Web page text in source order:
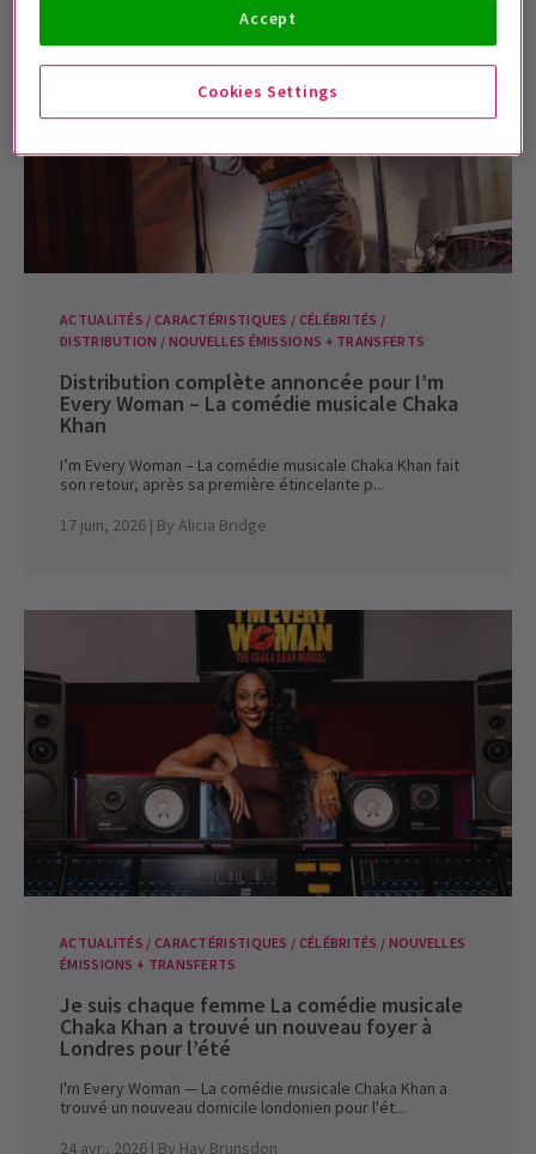
ACTUALITÉS / CARACTÉRISTIQUES / CÉLÉBRITÉS /
DISTRIBUTION / NOUVELLES ÉMISSIONS + TRANSFERTS
Distribution complète annoncée pour I’m
Every Woman – La comédie musicale Chaka
Khan
I’m Every Woman – La comédie musicale Chaka Khan fait
son retour, après sa première étincelante p...
17 juin, 2026 | By Alicia Bridge
ACTUALITÉS / CARACTÉRISTIQUES / CÉLÉBRITÉS / NOUVELLES
ÉMISSIONS + TRANSFERTS
Je suis chaque femme La comédie musicale
Chaka Khan a trouvé un nouveau foyer à
Londres pour l’été
I'm Every Woman — La comédie musicale Chaka Khan a
trouvé un nouveau domicile londonien pour l'ét...
24 avr., 2026 | By Hay Brunsdon
Cookies Settings
Accept